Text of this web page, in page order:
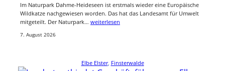
Im Naturpark Dahme-Heideseen ist erstmals wieder eine Europäische
Wildkatze nachgewiesen worden. Das hat das Landesamt für Umwelt
mitgeteilt. Der Naturpark… weiterlesen
7. August 2026
Elbe Elster, Finsterwalde